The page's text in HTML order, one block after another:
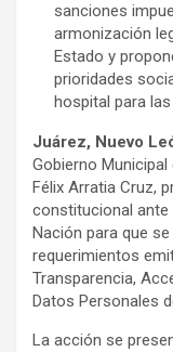
sanciones
armonización
Estado y
prioridades
hospital para
Juárez, Nuevo
Gobierno
Félix Arratia Cruz,
constitucional ante
Nación para que
requerimientos
Transparencia,
Datos Personales
La acción se